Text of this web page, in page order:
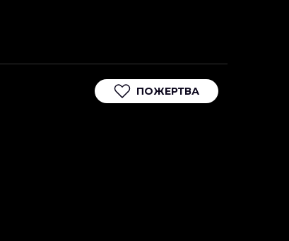
ПОЖЕРТВА